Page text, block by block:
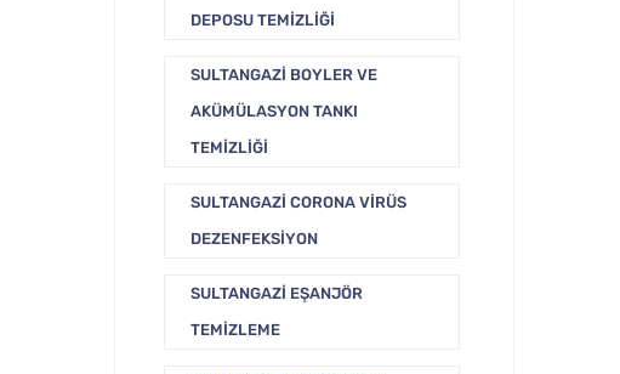
DEPOSU TEMIZLIĞI
SULTANGAZI BOYLER VE
AKÜMÜLASYON TANKI
TEMIZLIĞI
SULTANGAZI CORONA VIRÜS
DEZENFEKSIYON
SULTANGAZI EŞANJÖR
TEMIZLEME